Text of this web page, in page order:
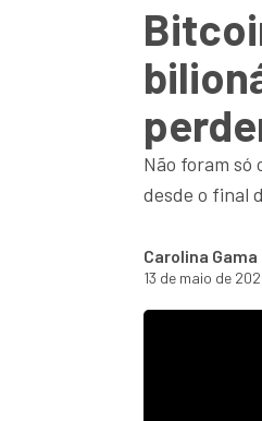
Não foram só
desde o final
Carolina Gama
13 de maio de